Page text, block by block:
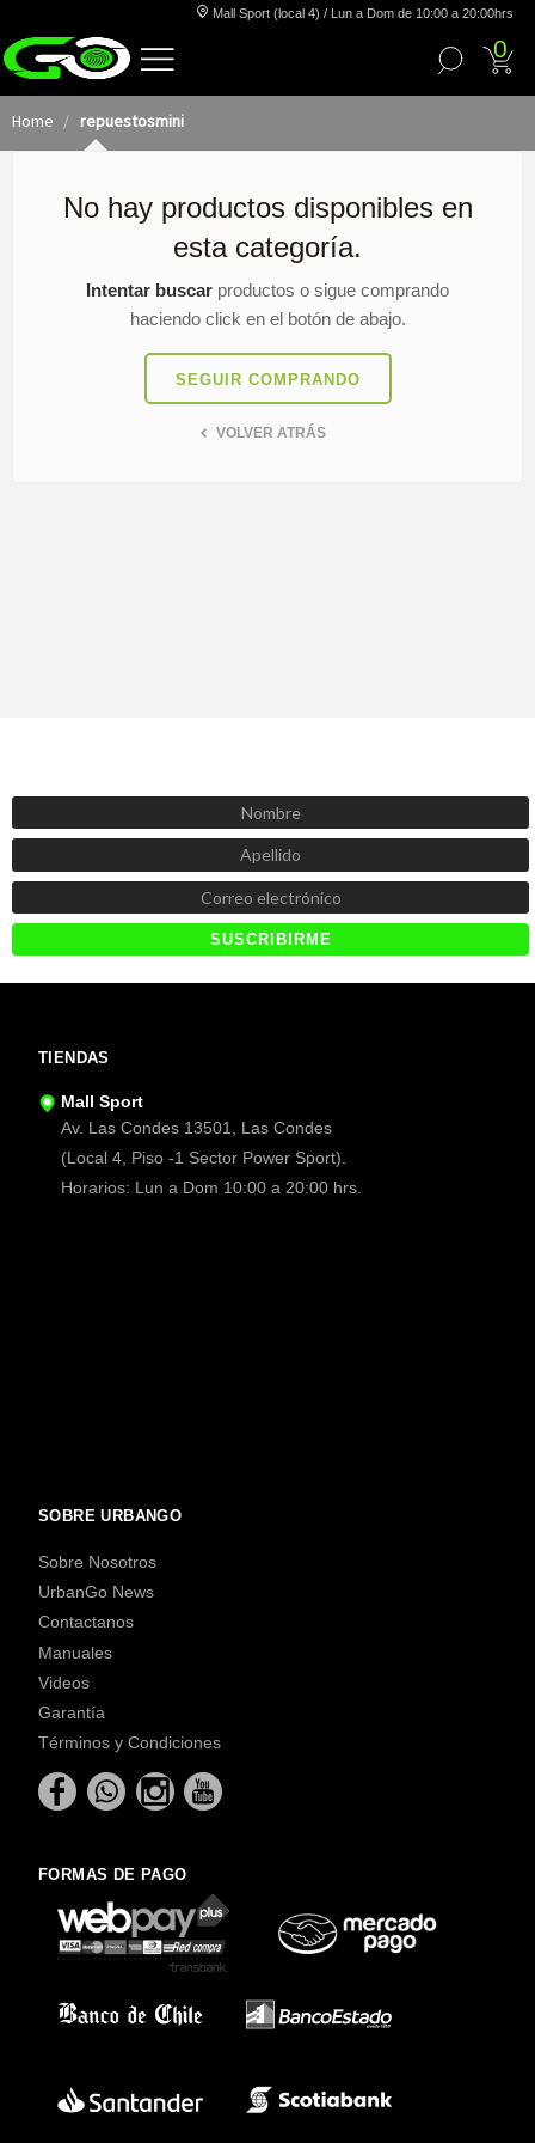
Mall Sport (local 4) / Lun a Dom de 10:00 a 20:00hrs
0
Home repuestosmini
No hay productos disponibles en
esta categoría.
Intentar buscar productos o sigue comprando
haciendo click en el botón de abajo.
SEGUIR COMPRANDO
VOLVER ATRÁS
TIENDAS
Mall Sport
Av. Las Condes 13501, Las Condes
(Local 4, Piso -1 Sector Power Sport).
Horarios: Lun a Dom 10:00 a 20:00 hrs.
SOBRE URBANGO
Sobre Nosotros
UrbanGo News
Contactanos
Manuales
Videos
Garantía
Términos y Condiciones
FORMAS DE PAGO